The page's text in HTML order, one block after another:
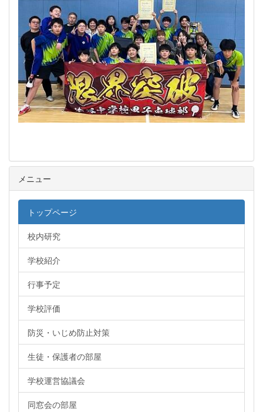
メニュー
トップページ
校内研究
学校紹介
行事予定
学校評価
防災・いじめ防止対策
生徒・保護者の部屋
学校運営協議会
同窓会の部屋